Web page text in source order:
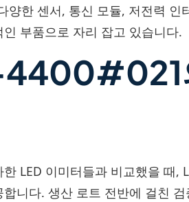
양한 센서, 통신 모듈, 저전력 인
부품으로 자리 잡고 있습니다.
LED 이미터들과 비교했을 때,
니다. 생산 로트 전반에 걸친